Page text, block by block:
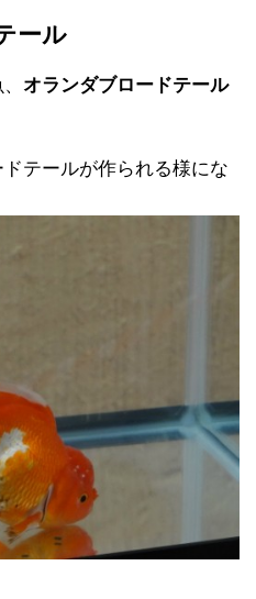
ール
オランダブロードテール
テールが作られる様にな